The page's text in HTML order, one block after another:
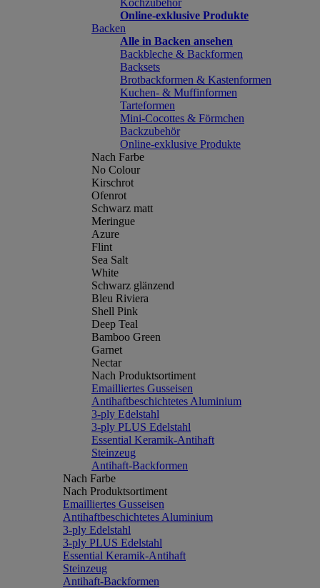
Kochzubehör
Online-exklusive Produkte
Backen
Alle in Backen ansehen
Backbleche & Backformen
Backsets
Brotbackformen & Kastenformen
Kuchen- & Muffinformen
Tarteformen
Mini-Cocottes & Förmchen
Backzubehör
Online-exklusive Produkte
Nach Farbe
No Colour
Kirschrot
Ofenrot
Schwarz matt
Meringue
Azure
Flint
Sea Salt
White
Schwarz glänzend
Bleu Riviera
Shell Pink
Deep Teal
Bamboo Green
Garnet
Nectar
Nach Produktsortiment
Emailliertes Gusseisen
Antihaftbeschichtetes Aluminium
3-ply Edelstahl
3-ply PLUS Edelstahl
Essential Keramik-Antihaft
Steinzeug
Antihaft-Backformen
Nach Farbe
Nach Produktsortiment
Emailliertes Gusseisen
Antihaftbeschichtetes Aluminium
3-ply Edelstahl
3-ply PLUS Edelstahl
Essential Keramik-Antihaft
Steinzeug
Antihaft-Backformen